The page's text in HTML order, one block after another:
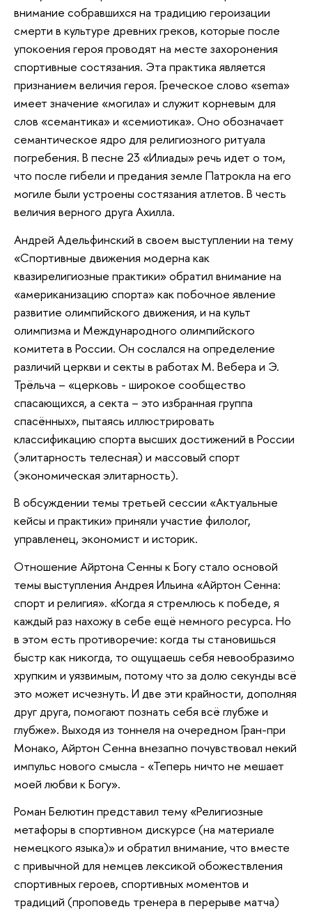
внимание собравшихся на традицию героизации
смерти в культуре древних греков, которые после
упокоения героя проводят на месте захоронения
спортивные состязания. Эта практика является
признанием величия героя. Греческое слово «sema»
имеет значение «могила» и служит корневым для
слов «семантика» и «семиотика». Оно обозначает
семантическое ядро для религиозного ритуала
погребения. В песне 23 «Илиады» речь идет о том,
что после гибели и предания земле Патрокла на его
могиле были устроены состязания атлетов. В честь
величия верного друга Ахилла.
Андрей Адельфинский в своем выступлении на тему
«Спортивные движения модерна как
квазирелигиозные практики» обратил внимание на
«американизацию спорта» как побочное явление
развитие олимпийского движения, и на культ
олимпизма и Международного олимпийского
комитета в России. Он сослался на определение
различий церкви и секты в работах М. Вебера и Э.
Трёльча – «церковь - широкое сообщество
спасающихся, а секта – это избранная группа
спасённых», пытаясь иллюстрировать
классификацию спорта высших достижений в России
(элитарность телесная) и массовый спорт
(экономическая элитарность).
В обсуждении темы третьей сессии «Актуальные
кейсы и практики» приняли участие филолог,
управленец, экономист и историк.
Отношение Айртона Сенны к Богу стало основой
темы выступления Андрея Ильина «Айртон Сенна:
спорт и религия». «Когда я стремлюсь к победе, я
каждый раз нахожу в себе ещё немного ресурса. Но
в этом есть противоречие: когда ты становишься
быстр как никогда, то ощущаешь себя невообразимо
хрупким и уязвимым, потому что за долю секунды всё
это может исчезнуть. И две эти крайности, дополняя
друг друга, помогают познать себя всё глубже и
глубже». Выходя из тоннеля на очередном Гран-при
Монако, Айртон Сенна внезапно почувствовал некий
импульс нового смысла - «Теперь ничто не мешает
моей любви к Богу».
Роман Белютин представил тему «Религиозные
метафоры в спортивном дискурсе (на материале
немецкого языка)» и обратил внимание, что вместе
с привычной для немцев лексикой обожествления
спортивных героев, спортивных моментов и
традиций (проповедь тренера в перерыве матча)